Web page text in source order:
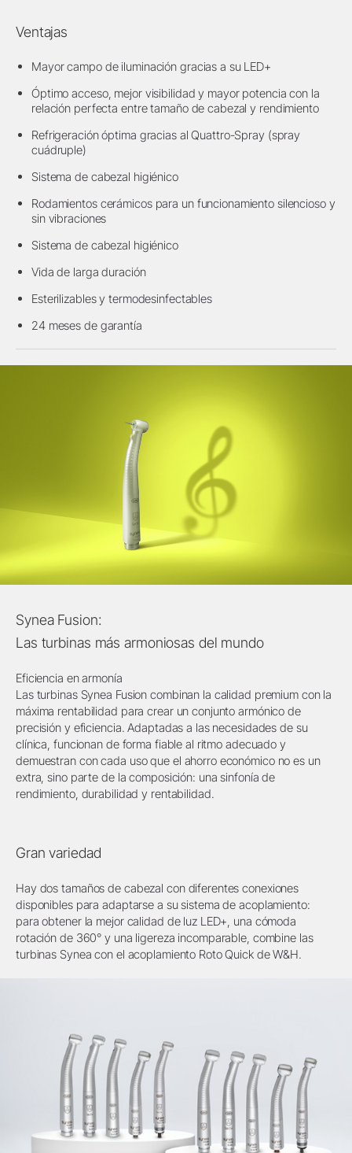
Ventajas
Mayor campo de iluminación gracias a su LED+
Óptimo acceso, mejor visibilidad y mayor potencia con la
relación perfecta entre tamaño de cabezal y rendimiento
Refrigeración óptima gracias al Quattro-Spray (spray
cuádruple)
Sistema de cabezal higiénico
Rodamientos cerámicos para un funcionamiento silencioso y
sin vibraciones
Sistema de cabezal higiénico
Vida de larga duración
Esterilizables y termodesinfectables
24 meses de garantía
Synea Fusion:
Las turbinas más armoniosas del mundo
Eficiencia en armonía
Las turbinas Synea Fusion combinan la calidad premium con la
máxima rentabilidad para crear un conjunto armónico de
precisión y eficiencia. Adaptadas a las necesidades de su
clínica, funcionan de forma fiable al ritmo adecuado y
demuestran con cada uso que el ahorro económico no es un
extra, sino parte de la composición: una sinfonía de
rendimiento, durabilidad y rentabilidad.
Gran variedad
Hay dos tamaños de cabezal con diferentes conexiones
disponibles para adaptarse a su sistema de acoplamiento:
para obtener la mejor calidad de luz LED+, una cómoda
rotación de 360° y una ligereza incomparable, combine las
turbinas Synea con el acoplamiento Roto Quick de W&H.